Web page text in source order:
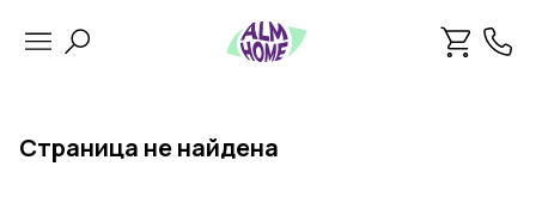
Страница не найдена